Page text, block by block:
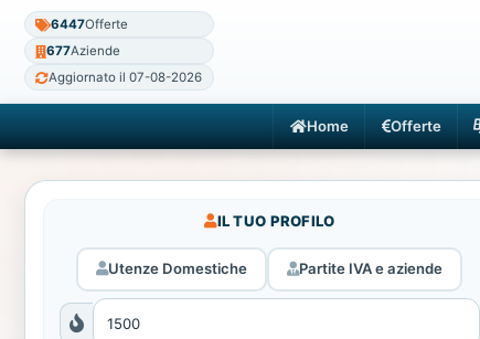
6447Offerte
677Aziende
Aggiornato il 07-08-2026
Home Offerte
IL TUO PROFILO
Utenze Domestiche Partite IVA e aziende